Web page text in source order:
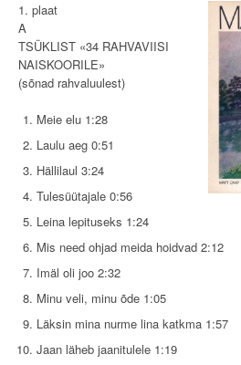
1. plaat
A
TSÜKLIST «34 RAHVAVIISI
NAISKOORILE»
(sõnad rahvaluulest)
Meie elu 1:28
Laulu aeg 0:51
Hällilaul 3:24
Tulesüütajale 0:56
Leina lepituseks 1:24
Mis need ohjad meida hoidvad 2:12
Imäl oli joo 2:32
Minu veli, minu õde 1:05
Läksin mina nurme lina katkma 1:57
Jaan läheb jaanitulele 1:19